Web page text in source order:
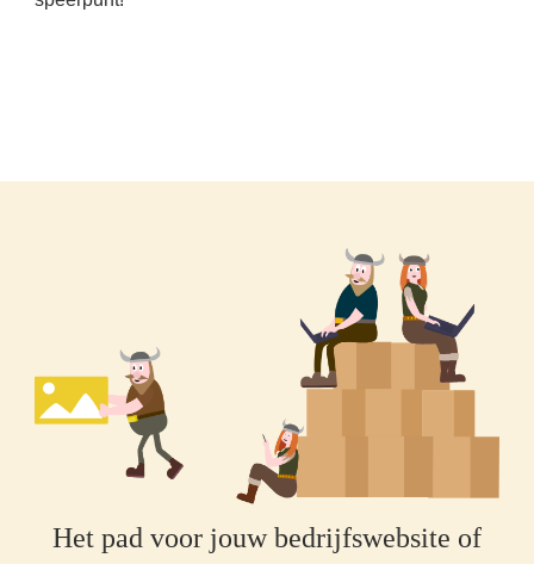
Het pad voor jouw bedrijfswebsite of